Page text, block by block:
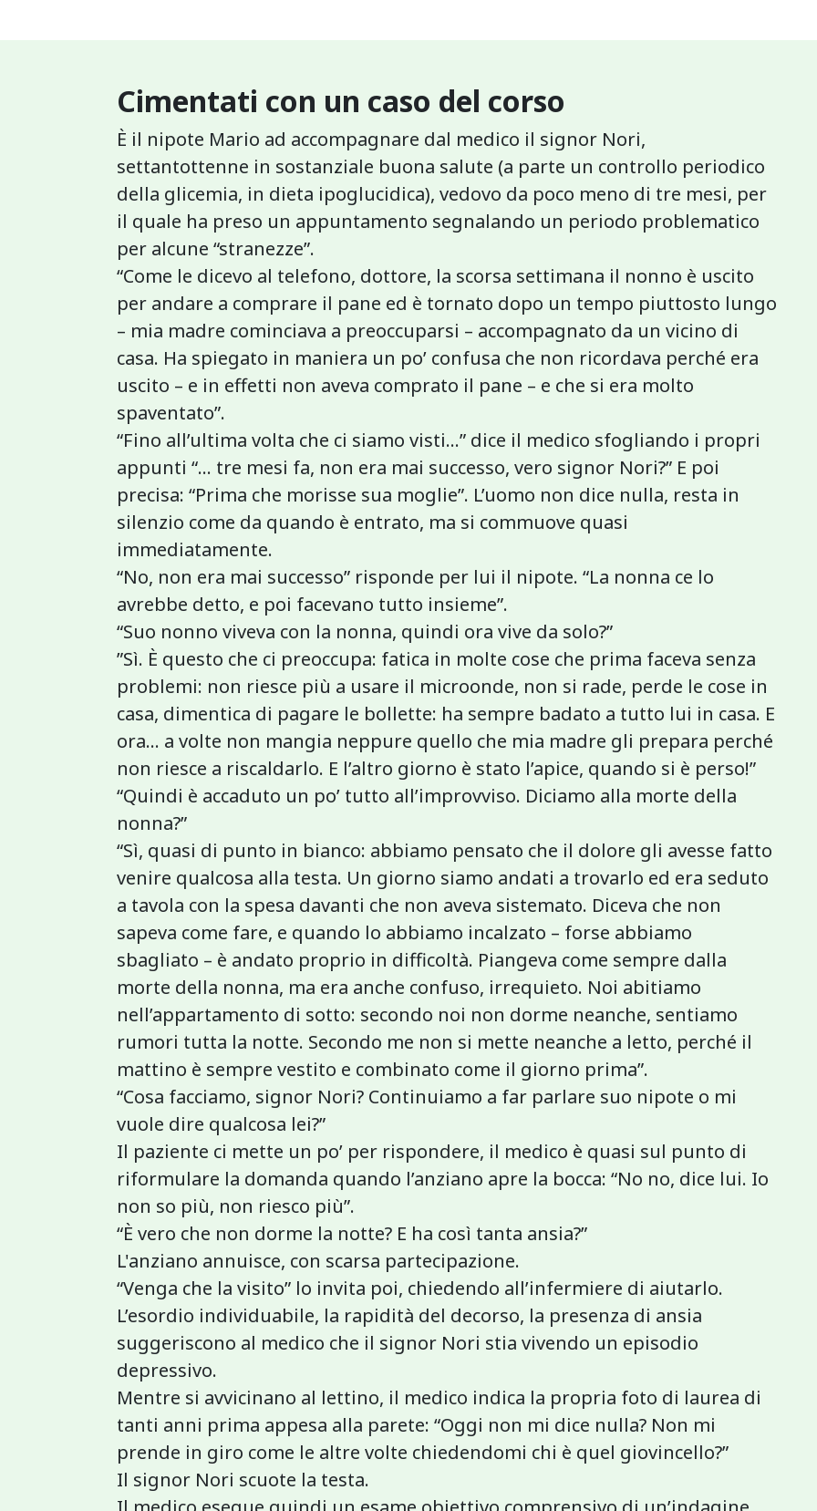
Cimentati con un caso del corso
È il nipote Mario ad accompagnare dal medico il signor Nori,
settantottenne in sostanziale buona salute (a parte un controllo periodico
della glicemia, in dieta ipoglucidica), vedovo da poco meno di tre mesi, per
il quale ha preso un appuntamento segnalando un periodo problematico
per alcune “stranezze”.
“Come le dicevo al telefono, dottore, la scorsa settimana il nonno è uscito
per andare a comprare il pane ed è tornato dopo un tempo piuttosto lungo
– mia madre cominciava a preoccuparsi – accompagnato da un vicino di
casa. Ha spiegato in maniera un po’ confusa che non ricordava perché era
uscito – e in effetti non aveva comprato il pane – e che si era molto
spaventato”.
“Fino all’ultima volta che ci siamo visti…” dice il medico sfogliando i propri
appunti “… tre mesi fa, non era mai successo, vero signor Nori?” E poi
precisa: “Prima che morisse sua moglie”. L’uomo non dice nulla, resta in
silenzio come da quando è entrato, ma si commuove quasi
immediatamente.
“No, non era mai successo” risponde per lui il nipote. “La nonna ce lo
avrebbe detto, e poi facevano tutto insieme”.
“Suo nonno viveva con la nonna, quindi ora vive da solo?”
”Sì. È questo che ci preoccupa: fatica in molte cose che prima faceva senza
problemi: non riesce più a usare il microonde, non si rade, perde le cose in
casa, dimentica di pagare le bollette: ha sempre badato a tutto lui in casa. E
ora… a volte non mangia neppure quello che mia madre gli prepara perché
non riesce a riscaldarlo. E l’altro giorno è stato l’apice, quando si è perso!”
“Quindi è accaduto un po’ tutto all’improvviso. Diciamo alla morte della
nonna?”
“Sì, quasi di punto in bianco: abbiamo pensato che il dolore gli avesse fatto
venire qualcosa alla testa. Un giorno siamo andati a trovarlo ed era seduto
a tavola con la spesa davanti che non aveva sistemato. Diceva che non
sapeva come fare, e quando lo abbiamo incalzato – forse abbiamo
sbagliato – è andato proprio in difficoltà. Piangeva come sempre dalla
morte della nonna, ma era anche confuso, irrequieto. Noi abitiamo
nell’appartamento di sotto: secondo noi non dorme neanche, sentiamo
rumori tutta la notte. Secondo me non si mette neanche a letto, perché il
mattino è sempre vestito e combinato come il giorno prima”.
“Cosa facciamo, signor Nori? Continuiamo a far parlare suo nipote o mi
vuole dire qualcosa lei?”
Il paziente ci mette un po’ per rispondere, il medico è quasi sul punto di
riformulare la domanda quando l’anziano apre la bocca: “No no, dice lui. Io
non so più, non riesco più”.
“È vero che non dorme la notte? E ha così tanta ansia?”
L'anziano annuisce, con scarsa partecipazione.
“Venga che la visito” lo invita poi, chiedendo all’infermiere di aiutarlo.
L’esordio individuabile, la rapidità del decorso, la presenza di ansia
suggeriscono al medico che il signor Nori stia vivendo un episodio
depressivo.
Mentre si avvicinano al lettino, il medico indica la propria foto di laurea di
tanti anni prima appesa alla parete: “Oggi non mi dice nulla? Non mi
prende in giro come le altre volte chiedendomi chi è quel giovincello?”
Il signor Nori scuote la testa.